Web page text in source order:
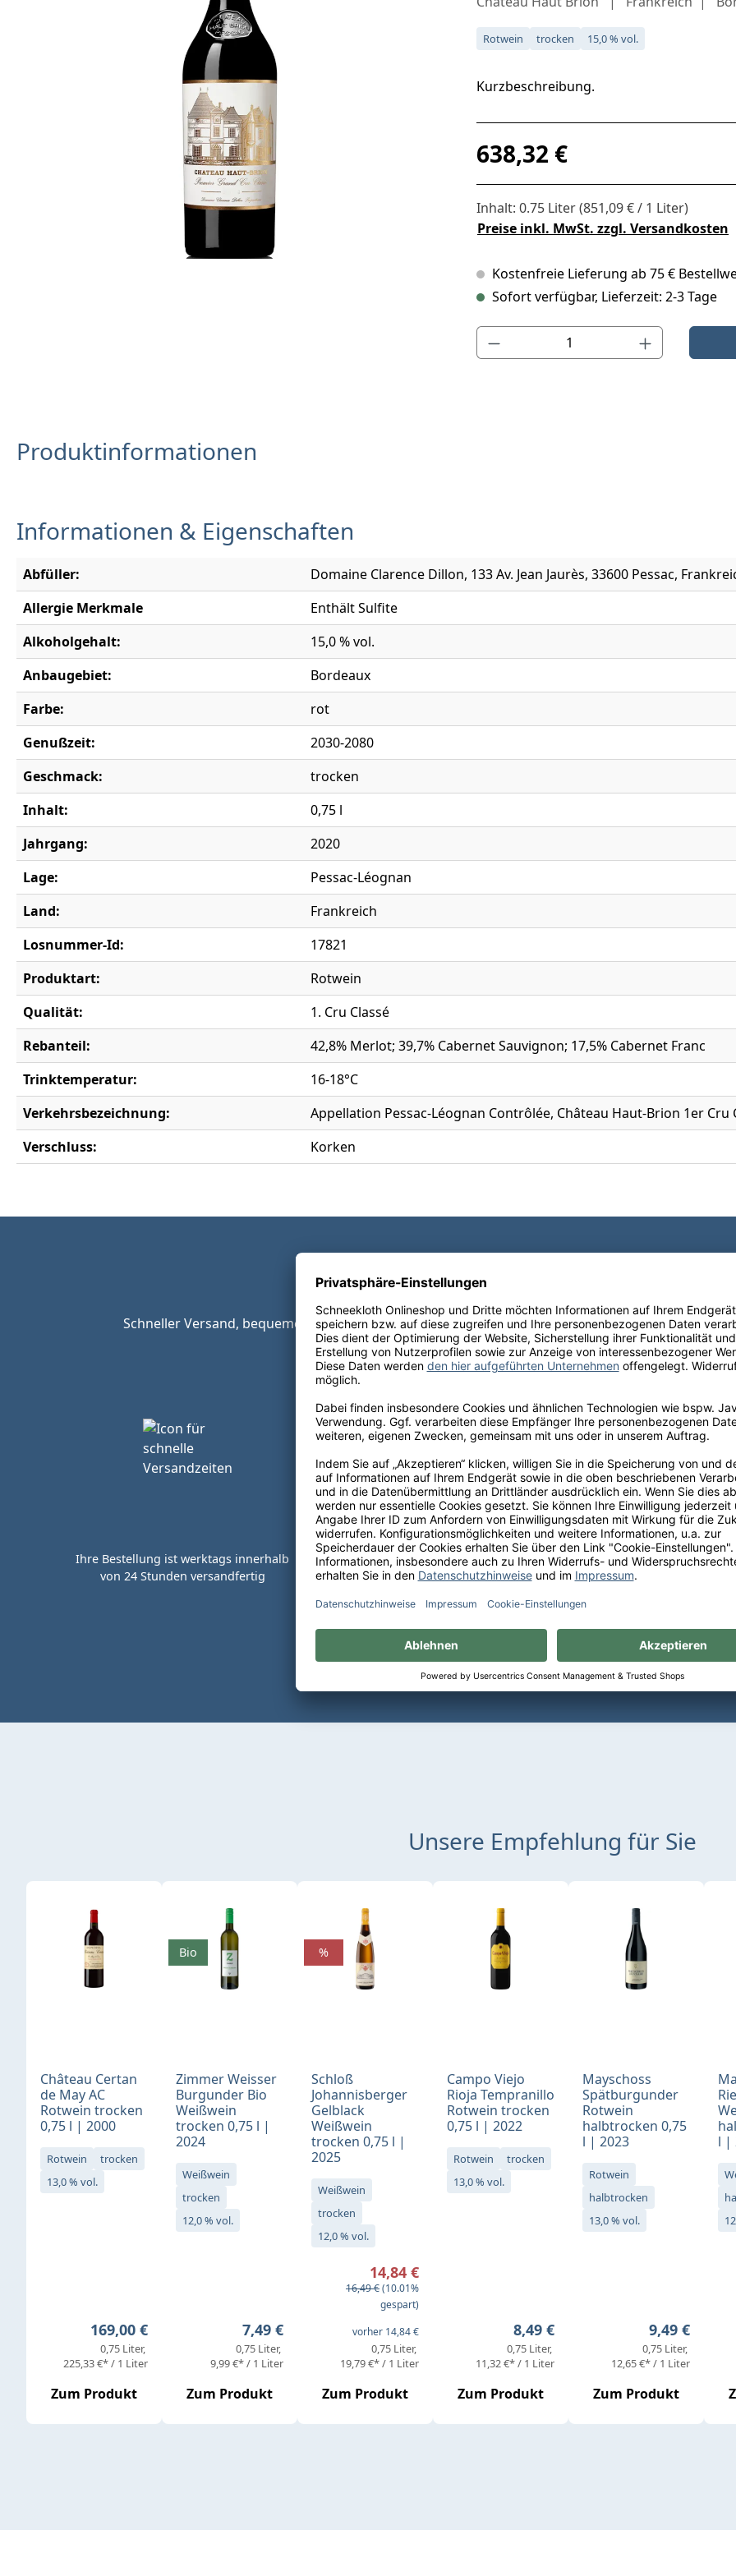
Rotwein trocken 15,0 % vol.
Kurzbeschreibung.
Regulärer Preis:
638,32 €
Inhalt: 0.75 Liter(851,09 € / 1 Liter)
Preise inkl. MwSt. zzgl. Versandkosten
Kostenfreie Lieferung ab 75 €
Sofort verfügbar, Lieferzeit: 2-3 Tage
Produkt Anzahl: Gib den gewünschten Wert ein
Produktinformationen
Informationen & Eigenschaften
Abfüller:
Domaine Clarence Dillon, 133 Av. Jean Jaurès, 33600 Pessac,
Allergie Merkmale
Enthält Sulfite
Alkoholgehalt:
15,0 % vol.
Anbaugebiet:
Bordeaux
Farbe:
rot
Genußzeit:
2030-2080
Geschmack:
trocken
Inhalt:
0,75 l
Jahrgang:
2020
Lage:
Pessac-Léognan
Land:
Frankreich
Losnummer-Id:
17821
Produktart:
Rotwein
Qualität:
1. Cru Classé
Rebanteil:
42,8% Merlot; 39,7% Cabernet Sauvignon; 17,5% Cabernet Franc
Trinktemperatur:
16-18°C
Verkehrsbezeichnung:
Appellation Pessac-Léognan Contrôlée, Château Haut-Brion 1er Cru
Verschluss:
Korken
Ihre Schneekloth-Vorteile
Schneller Versand, bequeme Zahlungsoptionen, kostenfreie Lieferung innerhalb Deutschlands
perfekte Weinauswahl.
Ihre Bestellung ist werktags innerhalb
von 24 Stunden versandfertig
Kaufen Sie bequem auf Rechnung mit
Unsere Empfehlung für Sie
Produktgalerie überspringen
Château Certan
de May AC
Rotwein trocken
0,75 l | 2000
Rotwein
trocken
13,0 % vol.
Regulärer Preis:
169,00 €
0,75 Liter
225,33 €* / 1 Liter
Zum Produkt
Zimmer Weisser
Burgunder Bio
Weißwein
trocken 0,75 l |
2024
Weißwein
trocken
12,0 % vol.
Regulärer Preis:
7,49 €
0,75 Liter
9,99 €* / 1 Liter
Zum Produkt
Bio
Schloß
Johannisberger
Gelblack
Weißwein
trocken 0,75 l |
2025
Weißwein
trocken
12,0 % vol.
Verkaufspreis:
14,84 €
Regulärer Preis:
16,49 €(10.01%
gespart)
vorher 14,84 €
0,75 Liter
19,79 €* / 1 Liter
Zum Produkt
%
Campo Viejo
Rioja Tempranillo
Rotwein trocken
0,75 l | 2022
Rotwein
trocken
13,0 % vol.
Regulärer Preis:
8,49 €
0,75 Liter
11,32 €* / 1 Liter
Zum Produkt
Mayschoss
Spätburgunder
Rotwein
halbtrocken 0,75
l | 2023
Rotwein
halbtrocken
13,0 % vol.
Regulärer
9,49 €
0,75 Liter
12,65 €* / 1 Liter
Zum Produkt
l |